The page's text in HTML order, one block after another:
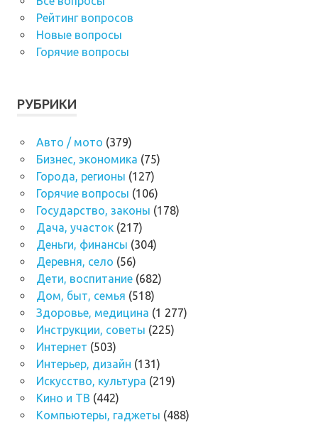
Рейтинг вопросов
Новые вопросы
Горячие вопросы
РУБРИКИ
Авто / мото (379)
Бизнес, экономика (75)
Города, регионы (127)
Горячие вопросы (106)
Государство, законы (178)
Дача, участок(217)
Деньги, финансы (304)
Деревня, село (56)
Дети, воспитание(682)
Дом, быт, семья (518)
Здоровье, медицина (1 277)
Инструкции, советы (225)
Интернет (503)
Интерьер, дизайн (131)
Искусство, культура (219)
Кино и ТВ (442)
Компьютеры, гаджеты (488)